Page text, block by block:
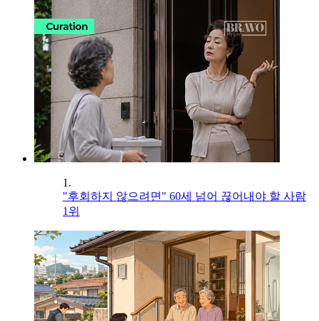
1.
"후회하지 않으려면" 60세 넘어 끊어내야 할 사람
1위